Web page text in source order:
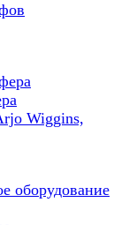
Wiggins,
оборудование